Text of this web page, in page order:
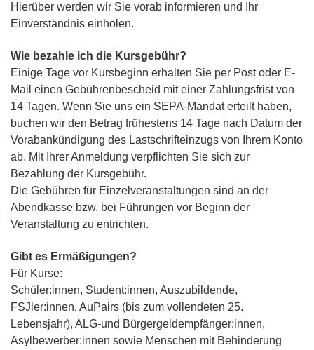
Hierüber werden wir Sie vorab informieren und Ihr
Einverständnis einholen.
Wie bezahle ich die Kursgebühr?
Einige Tage vor Kursbeginn erhalten Sie per Post oder E-
Mail einen Gebührenbescheid mit einer Zahlungsfrist von
14 Tagen. Wenn Sie uns ein SEPA-Mandat erteilt haben,
buchen wir den Betrag frühestens 14 Tage nach Datum der
Vorabankündigung des Lastschrifteinzugs von Ihrem Konto
ab. Mit Ihrer Anmeldung verpflichten Sie sich zur
Bezahlung der Kursgebühr.
Die Gebühren für Einzelveranstaltungen sind an der
Abendkasse bzw. bei Führungen vor Beginn der
Veranstaltung zu entrichten.
Gibt es Ermäßigungen?
Für Kurse:
Schüler:innen, Student:innen, Auszubildende,
FSJler:innen, AuPairs (bis zum vollendeten 25.
Lebensjahr), ALG-und Bürgergeldempfänger:innen,
Asylbewerber:innen sowie Menschen mit Behinderung